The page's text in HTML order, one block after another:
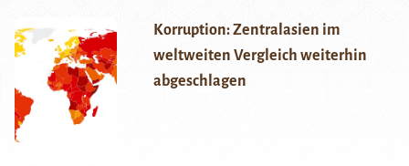
Korruption: Zentralasien im
weltweiten Vergleich weiterhin
abgeschlagen